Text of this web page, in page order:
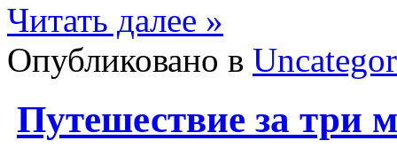
Читать далее »
Опубликовано в
Путешествие за три